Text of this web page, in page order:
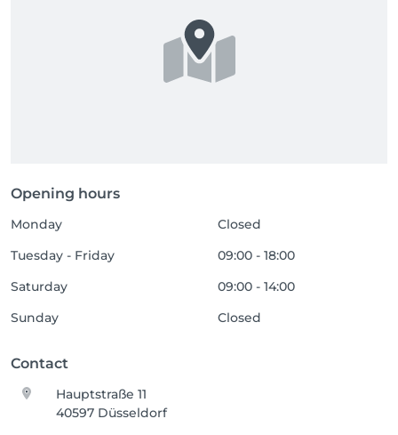
Opening hours
Monday
Closed
Tuesday - Friday
09:00 - 18:00
Saturday
09:00 - 14:00
Sunday
Closed
Contact
Hauptstraße 11
40597 Düsseldorf